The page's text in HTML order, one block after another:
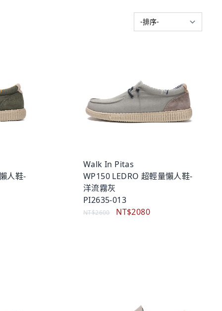
人鞋-
Walk In Pitas
WP150 LEDRO 超輕量懶人鞋-
洋流霧灰
PI2635-013
NT$2600 NT$2080